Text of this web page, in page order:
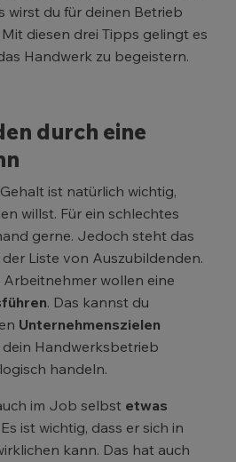
wirst du für deinen Betrieb
diesen drei Tipps gelingt es
Handwerk zu begeistern.
durch eine
ist natürlich wichtig,
willst. Für ein schlechtes
gerne. Jedoch steht das
Liste von Auszubildenden.
wollen eine
. Das kannst du
Unternehmenszielen
Handwerksbetrieb
handeln.
im Job selbst etwas
Es ist wichtig, dass er sich in
kann. Das hat auch